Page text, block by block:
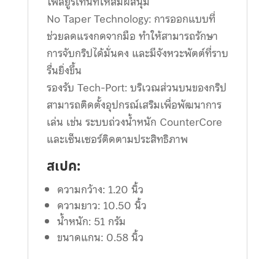
No Taper Technology: การออกแบบที่
ช่วยลดแรงกดจากมือ ทำให้สามารถรักษา
การจับกริปได้มั่นคง และมีจังหวะพัตต์ที่ราบ
รื่นยิ่งขึ้น
รองรับ Tech-Port: บริเวณส่วนบนของกริป
สามารถติดตั้งอุปกรณ์เสริมเพื่อพัฒนาการ
เล่น เช่น ระบบถ่วงน้ำหนัก CounterCore
และเซ็นเซอร์ติดตามประสิทธิภาพ
สเปค:
ความกว้าง: 1.20 นิ้ว
ความยาว: 10.50 นิ้ว
น้ำหนัก: 51 กรัม
ขนาดแกน: 0.58 นิ้ว